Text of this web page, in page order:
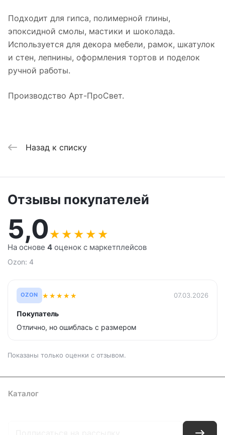
Подходит для гипса, полимерной глины,
эпоксидной смолы, мастики и шоколада.
Используется для декора мебели, рамок, шкатулок
и стен, лепнины, оформления тортов и поделок
ручной работы.
Производство Арт-ПроСвет.
Назад к списку
Отзывы покупателей
5,0★ ★ ★ ★ ★
На основе 4 оценок с маркетплейсов
Ozon: 4
OZON ★★★★★ 07.03.2026
Покупатель
Отлично, но ошиблась с размером
Показаны только оценки с отзывом.
Каталог